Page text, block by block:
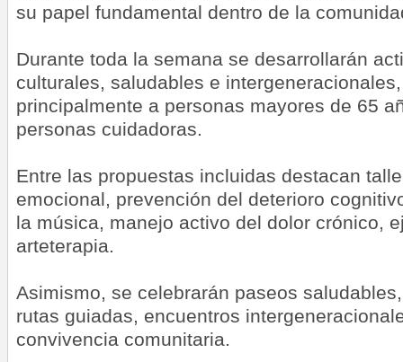
su papel fundamental dentro de la
Durante toda la semana se desarrollarán
culturales, saludables e
principalmente a personas mayores de 65
personas cuidadoras.
Entre las propuestas incluidas destacan
emocional, prevención del deterioro
la música, manejo activo del dolor crónico,
arteterapia.
Asimismo, se celebrarán paseos
rutas guiadas, encuentros
convivencia comunitaria.